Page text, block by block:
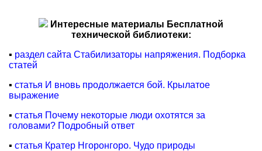
Интересные материалы Бесплатной
технической библиотеки:
▪ раздел сайта Стабилизаторы напряжения. Подборка
статей
▪ статья И вновь продолжается бой. Крылатое
выражение
▪ статья Почему некоторые люди охотятся за
головами? Подробный ответ
▪ статья Кратер Нгоронгоро. Чудо природы